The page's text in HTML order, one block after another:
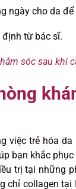
ngày cho da
từ bác sĩ.
sóc sau khi
việc trẻ hóa
bạn khắc
trị tại những
chỉ collagen